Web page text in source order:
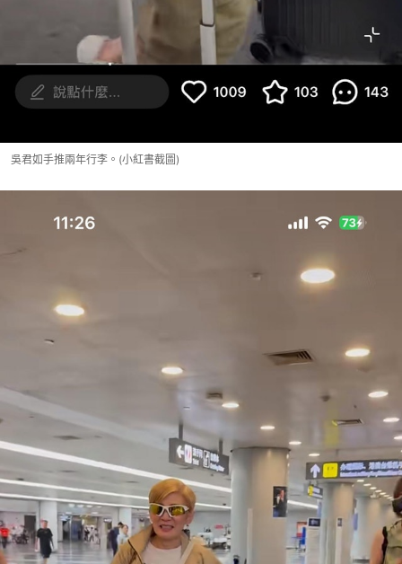
吳君如手推兩年行李。(小紅書截圖)